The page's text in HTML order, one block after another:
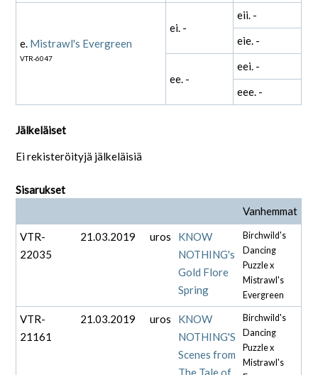
e. Mistrawl's Evergreen
VTR-6047
ei. -
eii. -
eie. -
ee. -
eei. -
eee. -
Jälkeläiset
Ei rekisteröityjä jälkeläisiä
Sisarukset
Vanhemmat
VTR-
22035
21.03.2019 uros
KNOW
NOTHING's
Gold Flore
Spring
Birchwild's
Dancing
Puzzle x
Mistrawl's
Evergreen
VTR-
21161
21.03.2019 uros
KNOW
NOTHING'S
Scenes from
The Tale of
Birchwild's
Dancing
Puzzle x
Mistrawl's